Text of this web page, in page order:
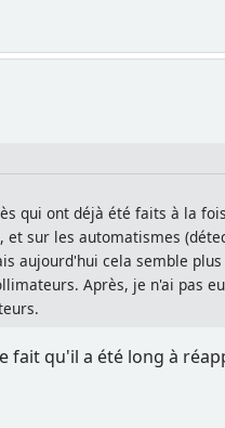
qui ont déjà été faits à la
sur les automatismes
cela semble
Après, je n'ai pas
fait qu'il a été long à